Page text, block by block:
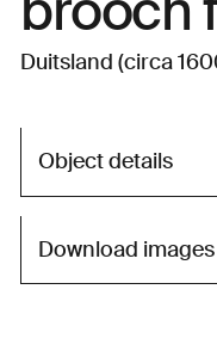
Duitsland (circa
Object details
Download images